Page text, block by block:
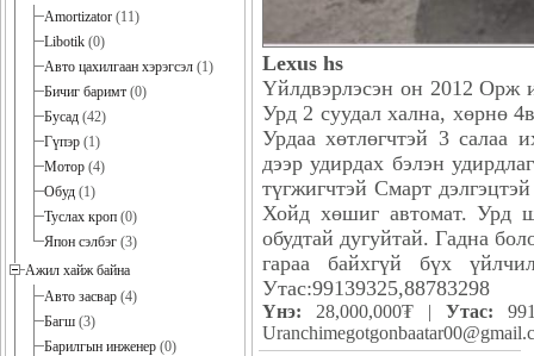
Amortizator (11)
Libotik (0)
Авто цахилгаан хэрэгсэл (1)
Бичиг баримт (0)
Бусад (42)
Гүпэр (1)
Мотор (4)
Обуд (1)
Туслах кроп (0)
Япон сэлбэг (3)
Ажил хайж байна
Авто засвар (4)
Багш (3)
Барилгын инженер (0)
Lexus hs
Үйлдвэрлэсэн он 2012 Орж
Урд 2 суудал хална, хөрнө
Урдаа хөтлөгчтэй 3 салаа
дээр удирдах бэлэн
түгжигчтэй Смарт
Хойд хөшиг автомат. Урд
обудтай дугуйтай. Гадна
гараа байхгүй бүх
Утас:99139325,88783298
Үнэ: 28,000,000₮ | Утас: